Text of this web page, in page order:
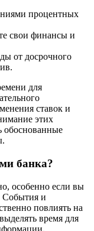
процентных
свои финансы и
от досрочного
для
ставок и
этих
обоснованные
банка?
особенно если вы
События и
повлиять на
время для